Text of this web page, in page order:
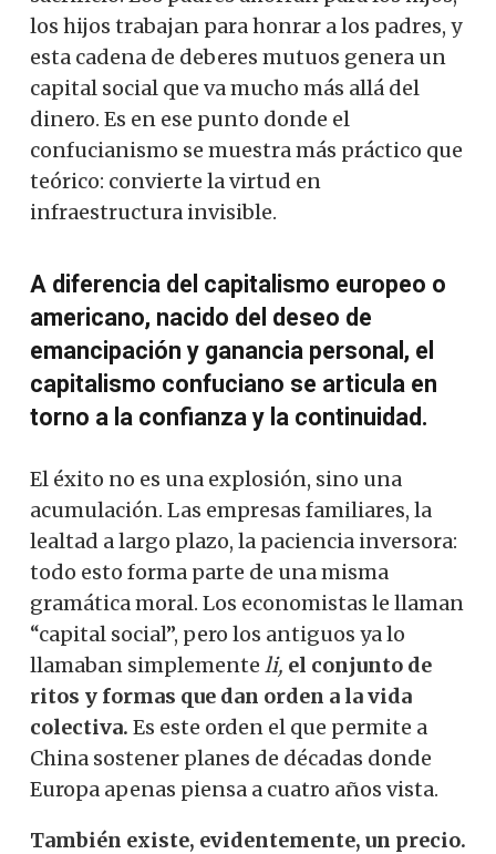
los hijos trabajan para honrar a los padres, y
esta cadena de deberes mutuos genera un
capital social que va mucho más allá del
dinero. Es en ese punto donde el
confucianismo se muestra más práctico que
teórico: convierte la virtud en
infraestructura invisible.
A diferencia del capitalismo europeo o
americano, nacido del deseo de
emancipación y ganancia personal, el
capitalismo confuciano se articula en
torno a la confianza y la continuidad.
El éxito no es una explosión, sino una
acumulación. Las empresas familiares, la
lealtad a largo plazo, la paciencia inversora:
todo esto forma parte de una misma
gramática moral. Los economistas le llaman
“capital social”, pero los antiguos ya lo
llamaban simplemente li, el conjunto de
ritos y formas que dan orden a la vida
colectiva. Es este orden el que permite a
China sostener planes de décadas donde
Europa apenas piensa a cuatro años vista.
También existe, evidentemente, un precio.